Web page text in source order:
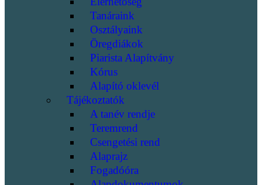
Tanáraink
Osztályaink
Öregdiákok
Piarista Alapítvány
Kórus
Alapító oklevél
Tájékoztatók
A tanév rendje
Teremrend
Csengetési rend
Alaprajz
Fogadóóra